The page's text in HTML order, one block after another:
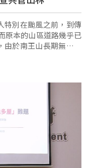
特別在颱風之前，到傳
原本的山區道路幾乎已
於南王山長期無人管